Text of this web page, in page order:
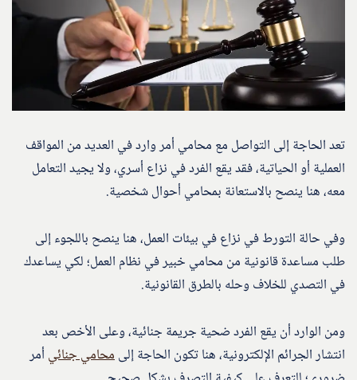
تعد الحاجة إلى التواصل مع محامي أمر وارد في العديد من المواقف
العملية أو الحياتية، فقد يقع الفرد في نزاع أسري، ولا يجيد التعامل
معه، هنا ينصح بالاستعانة بمحامي أحوال شخصية.
وفي حالة التورط في نزاع في بيئات العمل، هنا ينصح باللجوء إلى
طلب مساعدة قانونية من محامي خبير في نظام العمل؛ لكي يساعدك
في التصدي للخلاف وحله بالطرق القانونية.
ومن الوارد أن يقع الفرد ضحية جريمة جنائية، وعلى الأخص بعد
انتشار الجرائم الإلكترونية، هنا تكون الحاجة إلىمحامي جنائي أمر